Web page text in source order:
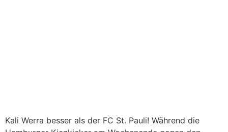
Kali Werra besser als der FC St. Pauli! Während die